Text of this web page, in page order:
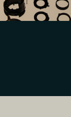
Leonardo Rozzi